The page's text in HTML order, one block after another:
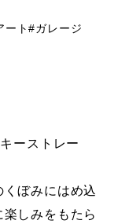
ート#ガレージ
ーストレー
ぼみにはめ込
しみをもたら